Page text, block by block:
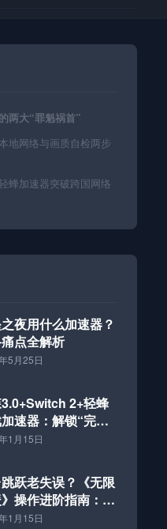
两大“罪魁祸首”
地网络与画质自检两步
蜂加速器突破跨国网络
夜用什么加速器？
点全解析
5月25日
2+轻蜂
速器：解锁“完全
岛的终极方案
1月15日
跃老失误？《无限
操作进阶指南：好
是硬道理
1月15日